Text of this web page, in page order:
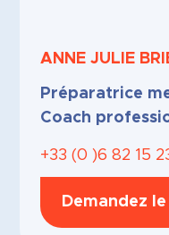
ANNE JULIE
Préparatrice
Coach
+33 (0 )6 82 15
Demandez